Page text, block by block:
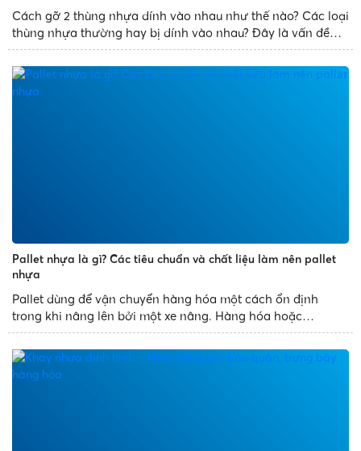
Cách gỡ 2 thùng nhựa dính vào nhau như thế nào? Các loại
thùng nhựa thường hay bị dính vào nhau? Đây là vấn đề
thường gặp phải của mọi người. Để giúp bạn xử lý sự cố
trên một cách dễ dàng, Nhựa Phát Thành chia sẻ bài...
Pallet nhựa là gì? Các tiêu chuẩn và chất liệu làm nên pallet
nhựa
Pallet dùng để vận chuyển hàng hóa một cách ổn định
trong khi nâng lên bởi một xe nâng. Hàng hóa hoặc
container vận chuyển thường được đặt trên pallet được
đảm bảo khi vận chuyển. Kể từ khi pallet được ra đời, việc
sử dụng nó thay thế...